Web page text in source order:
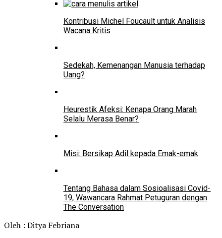
Kontribusi Michel Foucault untuk Analisis
Wacana Kritis
Sedekah, Kemenangan Manusia terhadap
Uang?
Heurestik Afeksi: Kenapa Orang Marah
Selalu Merasa Benar?
Misi: Bersikap Adil kepada Emak-emak
Tentang Bahasa dalam Sosioalisasi Covid-
19, Wawancara Rahmat Petuguran dengan
The Conversation
Oleh : Ditya Febriana